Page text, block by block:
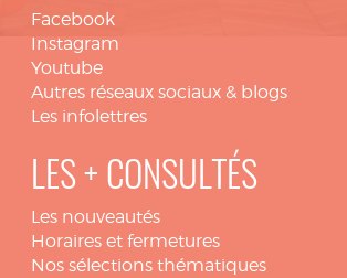
Facebook
Instagram
Youtube
Autres réseaux sociaux & blogs
Les infolettres
LES + CONSULTÉS
Les nouveautés
Horaires et fermetures
Nos sélections thématiques